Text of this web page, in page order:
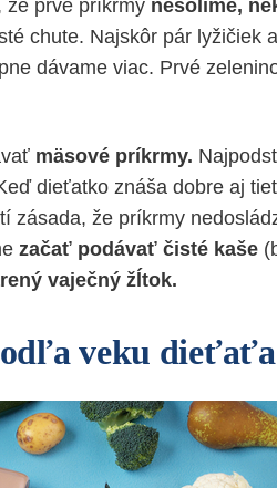
že prvé príkrmy nesolíme,
chute. Najskôr pár lyžičiek
dávame viac. Prvé
mäsové príkrmy.
dieťatko znáša dobre aj
zásada, že príkrmy
začať podávať čisté kaše
vaječný žĺtok.
veku dieťaťa